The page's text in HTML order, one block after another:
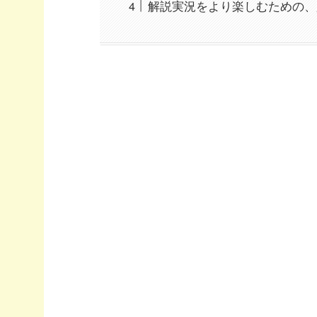
解説実況をより楽しむための